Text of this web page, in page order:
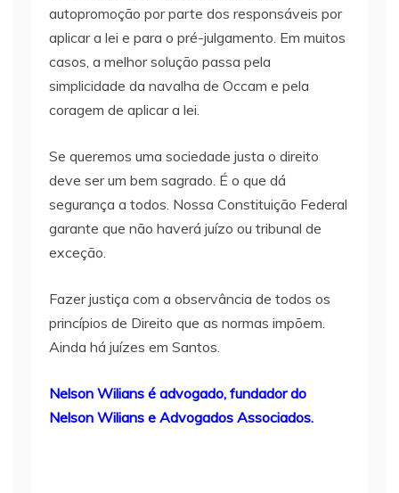
autopromoção por parte dos responsáveis por
aplicar a lei e para o pré-julgamento. Em muitos
casos, a melhor solução passa pela
simplicidade da navalha de Occam e pela
coragem de aplicar a lei.
Se queremos uma sociedade justa o direito
deve ser um bem sagrado. É o que dá
segurança a todos. Nossa Constituição Federal
garante que não haverá juízo ou tribunal de
exceção.
Fazer justiça com a observância de todos os
princípios de Direito que as normas impõem.
Ainda há juízes em Santos.
Nelson Wilians é advogado, fundador do
Nelson Wilians e Advogados Associados.